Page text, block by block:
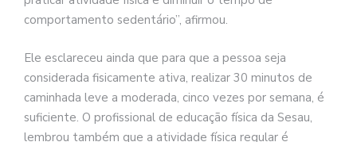
comportamento sedentário”, afirmou.
Ele esclareceu ainda que para que a pessoa seja
considerada fisicamente ativa, realizar 30 minutos de
caminhada leve a moderada, cinco vezes por semana, é
suficiente. O profissional de educação física da Sesau,
lembrou também que a atividade física regular é